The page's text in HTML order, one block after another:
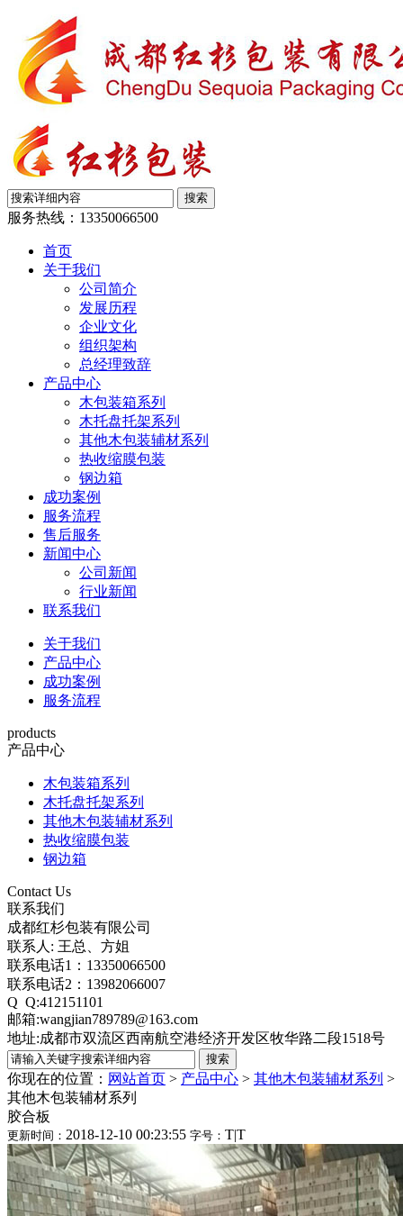
服务热线： 13350066500
首页
关于我们
公司简介
发展历程
企业文化
组织架构
总经理致辞
产品中心
木包装箱系列
木托盘托架系列
其他木包装辅材系列
热收缩膜包装
钢边箱
成功案例
服务流程
售后服务
新闻中心
公司新闻
行业新闻
联系我们
关于我们
产品中心
成功案例
服务流程
products
产品中心
木包装箱系列
木托盘托架系列
其他木包装辅材系列
热收缩膜包装
钢边箱
Contact Us
联系我们
成都红杉包装有限公司
联系人: 王总、方姐
联系电话1：13350066500
联系电话2：13982066007
Q Q:412151101
邮箱:wangjian789789@163.com
地址:成都市双流区西南航空港经济开发区牧华路二段1518号
你现在的位置： 网站首页 > 产品中心 > 其他木包装辅材系列 >
其他木包装辅材系列
胶合板
更新时间： 2018-12-10 00:23:55 字号： T|T